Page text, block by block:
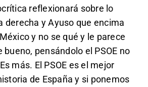
reflexionará sobre lo
derecha y Ayuso que encima
y no se qué y le parece
pensándolo el PSOE no
más. El PSOE es el mejor
de España y si ponemos